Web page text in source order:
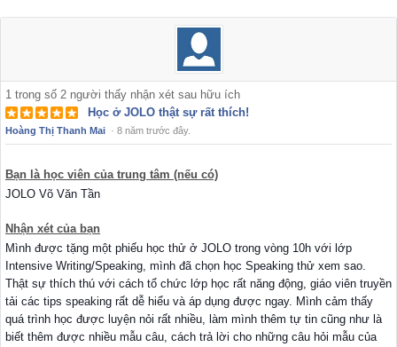
1 trong số 2 người thấy nhận xét sau hữu ích
Học ở JOLO thật sự rất thích!
Hoàng Thị Thanh Mai · 8 năm trước đây.
Bạn là học viên của trung tâm (nếu có)
JOLO Võ Văn Tần
Nhận xét của bạn
Mình được tặng một phiếu học thử ở JOLO trong vòng 10h với lớp
Intensive Writing/Speaking, mình đã chọn học Speaking thử xem sao.
Thật sự thích thú với cách tổ chức lớp học rất năng động, giáo viên truyền
tải các tips speaking rất dễ hiểu và áp dụng được ngay. Mình cảm thấy
quá trình học được luyện nỏi rất nhiều, làm mình thêm tự tin cũng như là
biết thêm được nhiều mẫu câu, cách trả lời cho những câu hỏi mẫu của